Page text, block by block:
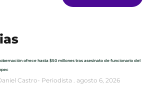
ofrece hasta $50 millones tras asesinato de funcionario del
Castro- Periodista agosto 6, 2026